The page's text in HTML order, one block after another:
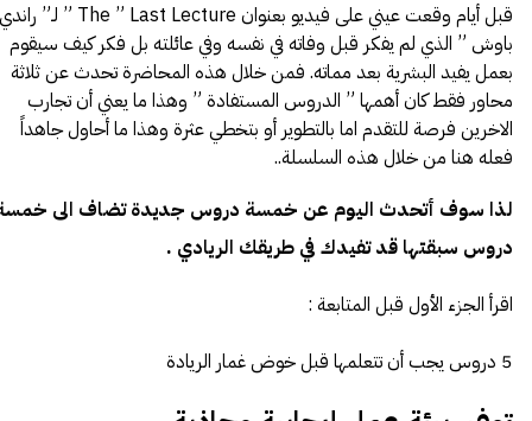
قبل أيام وقعت عيني على فيديو بعنوان The ” Last Lecture ” لـ” راندي
باوش ” الذي لم يفكر قبل وفاته في نفسه وفي عائلته بل فكر كيف سيقوم
بعمل يفيد البشرية بعد مماته. فمن خلال هذه المحاضرة تحدث عن ثلاثة
محاور فقط كان أهمها ” الدروس المستفادة ” وهذا ما يعني أن تجارب
الاخرين فرصة للتقدم اما بالتطوير أو بتخطي عثرة وهذا ما أحاول جاهداً
فعله هنا من خلال هذه السلسلة..
لذا سوف أتحدث اليوم عن خمسة دروس جديدة تضاف الى
دروس سبقتها قد تفيدك في طريقك الريادي .
اقرأ الجزء الأول قبل المتابعة :
5 دروس يجب أن تتعلمها قبل خوض غمار الريادة